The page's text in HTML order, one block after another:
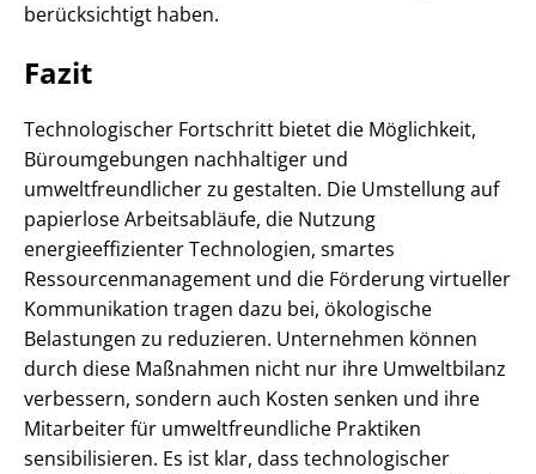
berücksichtigt haben.
Fazit
Technologischer Fortschritt bietet die Möglichkeit,
Büroumgebungen nachhaltiger und
umweltfreundlicher zu gestalten. Die Umstellung auf
papierlose Arbeitsabläufe, die Nutzung
energieeffizienter Technologien, smartes
Ressourcenmanagement und die Förderung virtueller
Kommunikation tragen dazu bei, ökologische
Belastungen zu reduzieren. Unternehmen können
durch diese Maßnahmen nicht nur ihre Umweltbilanz
verbessern, sondern auch Kosten senken und ihre
Mitarbeiter für umweltfreundliche Praktiken
sensibilisieren. Es ist klar, dass technologischer